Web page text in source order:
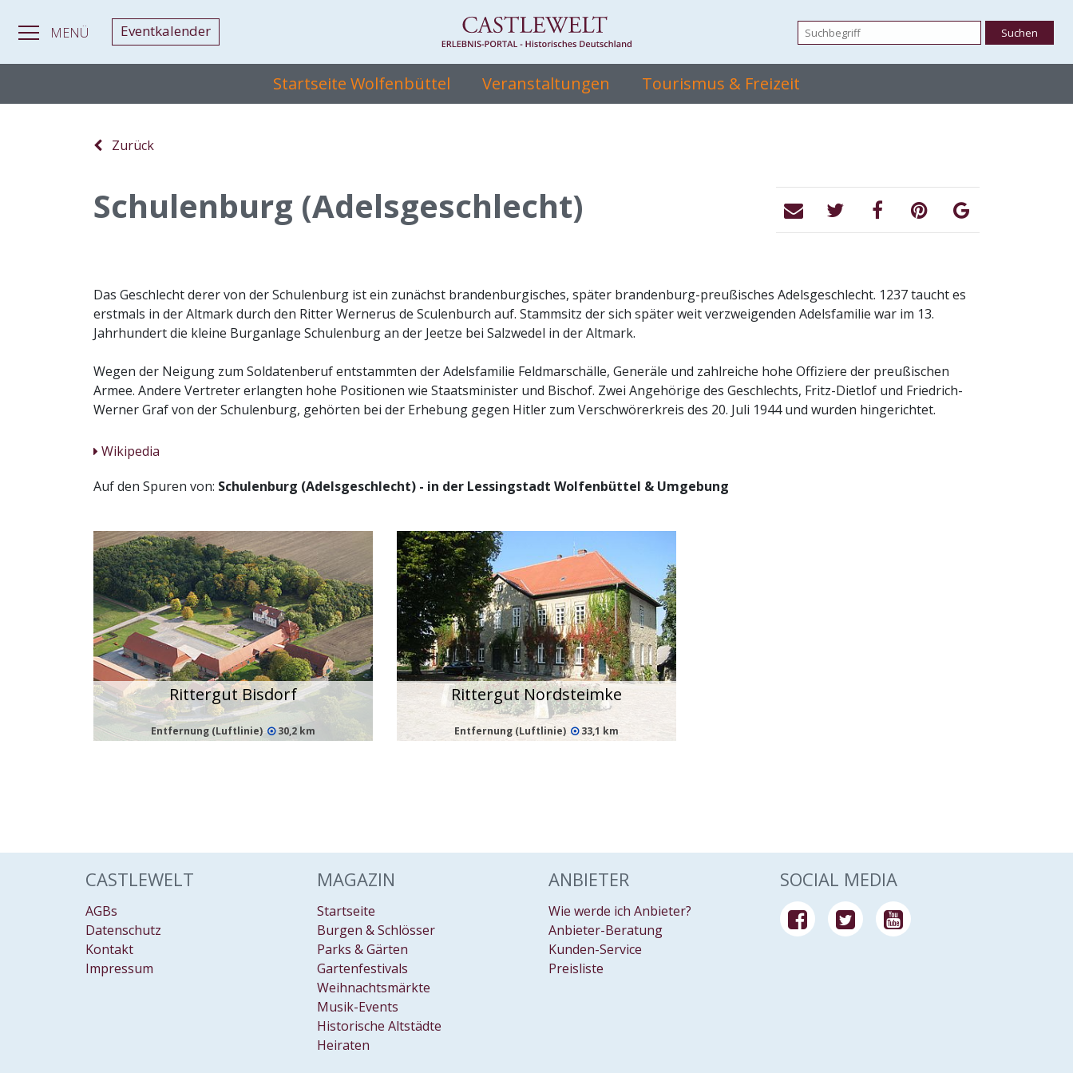
MENÜ Eventkalender
Startseite Wolfenbüttel Veranstaltungen Tourismus & Freizeit
Zurück
Schulenburg (Adelsgeschlecht)
Das Geschlecht derer von der Schulenburg ist ein zunächst brandenburgisches, später brandenburg-preußisches Adelsgeschlecht. 1237 taucht es
erstmals in der Altmark durch den Ritter Wernerus de Sculenburch auf. Stammsitz der sich später weit verzweigenden Adelsfamilie war im 13.
Jahrhundert die kleine Burganlage Schulenburg an der Jeetze bei Salzwedel in der Altmark.
Wegen der Neigung zum Soldatenberuf entstammten der Adelsfamilie Feldmarschälle, Generäle und zahlreiche hohe Offiziere der preußischen
Armee. Andere Vertreter erlangten hohe Positionen wie Staatsminister und Bischof. Zwei Angehörige des Geschlechts, Fritz-Dietlof und Friedrich-
Werner Graf von der Schulenburg, gehörten bei der Erhebung gegen Hitler zum Verschwörerkreis des 20. Juli 1944 und wurden hingerichtet.
Wikipedia
Auf den Spuren von: Schulenburg (Adelsgeschlecht) - in der Lessingstadt Wolfenbüttel & Umgebung
Rittergut Bisdorf
Entfernung (Luftlinie) 30,2 km
Rittergut Nordsteimke
Entfernung (Luftlinie) 33,1 km
CASTLEWELT
AGBs
Datenschutz
Kontakt
Impressum
MAGAZIN
Startseite
Burgen & Schlösser
Parks & Gärten
Gartenfestivals
Weihnachtsmärkte
Musik-Events
Historische Altstädte
Heiraten
ANBIETER
Wie werde ich Anbieter?
Anbieter-Beratung
Kunden-Service
Preisliste
SOCIAL MEDIA